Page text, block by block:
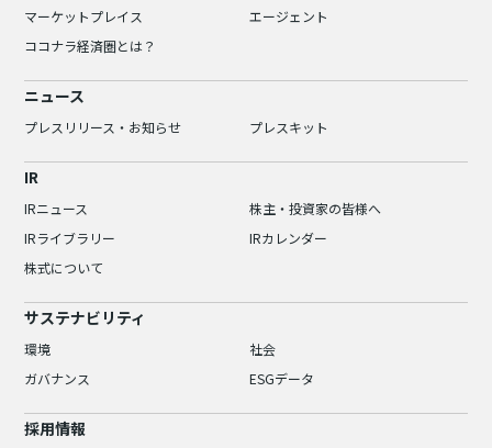
マーケットプレイス
エージェント
ココナラ経済圏とは？
ニュース
プレスリリース・お知らせ プレスキット
IR
IRニュース
株主・投資家の皆様へ
IRライブラリー
IRカレンダー
株式について
サステナビリティ
環境
社会
ガバナンス
ESGデータ
採用情報